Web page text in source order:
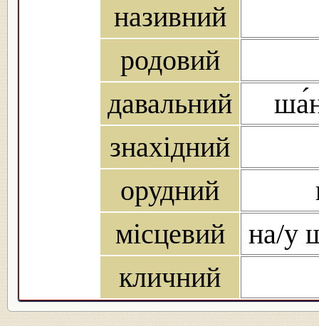
називний
родовий
давальний
знахідний
орудний
місцевий
на/у
кличний